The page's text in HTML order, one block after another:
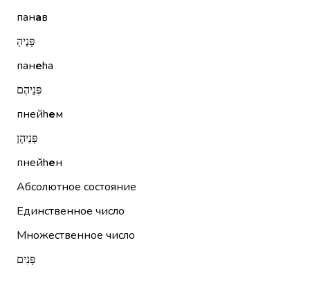
панав
פָּנֶיהָ
панеhа
פְּנֵיהֶם
пнейhем
פְּנֵיהֶן
пнейhен
Абсолютное состояние
Единственное число
Множественное число
פָּנִים